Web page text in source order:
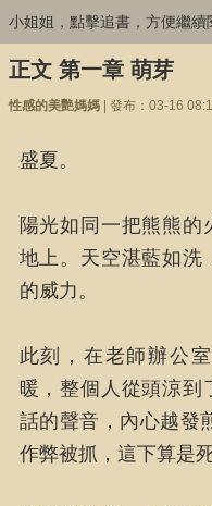
小姐姐，點擊追書，方便繼續
正文 第一章 萌芽
性感的美艷媽媽| 發布：03-16
盛夏。
陽光如同一把熊熊的
地上。天空湛藍如洗
的威力。
此刻，在老師辦公
暖，整個人從頭涼到
話的聲音，內心越發
作弊被抓，這下算是